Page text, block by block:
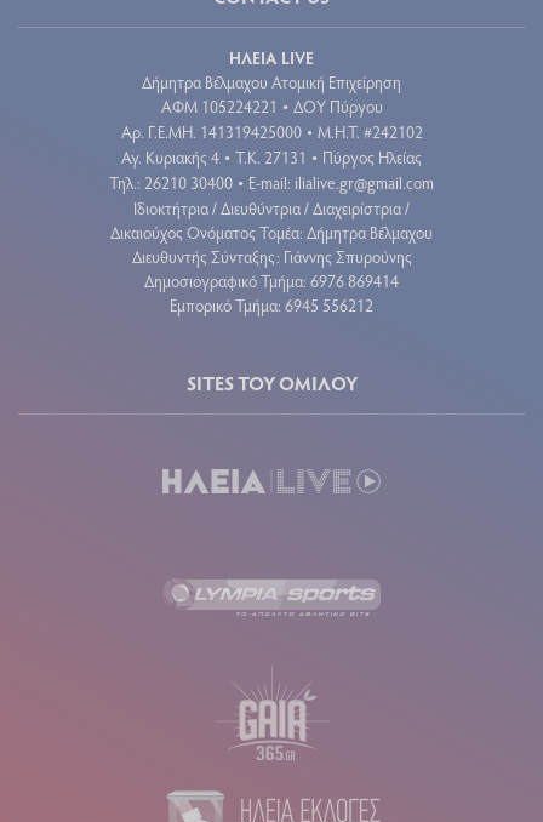
ΗΛΕΙΑ LIVE
Δήμητρα Βέλμαχου Ατομική Επιχείρηση
ΑΦΜ 105224221 • ΔΟΥ Πύργου
Aρ. Γ.Ε.ΜΗ. 141319425000 • Μ.Η.Τ. #242102
Αγ. Κυριακής 4 • Τ.Κ. 27131 • Πύργος Ηλείας
Τηλ.: 26210 30400 • E-mail: ilialive.gr@gmail.com
Ιδιοκτήτρια / Διευθύντρια / Διαχειρίστρια /
Δικαιούχος Ονόματος Τομέα: Δήμητρα Βέλμαχου
Διευθυντής Σύνταξης: Γιάννης Σπυρούνης
Δημοσιογραφικό Τμήμα: 6976 869414
Εμπορικό Τμήμα: 6945 556212
SITES ΤΟΥ ΟΜΙΛΟΥ